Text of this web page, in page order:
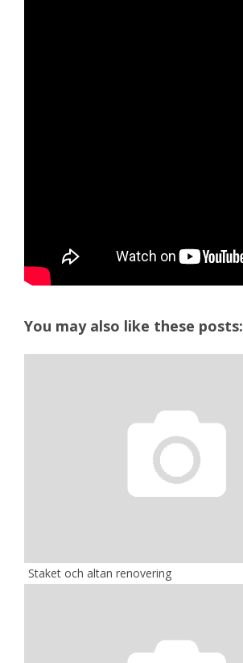
You may also like these posts:
Staket och altan renovering